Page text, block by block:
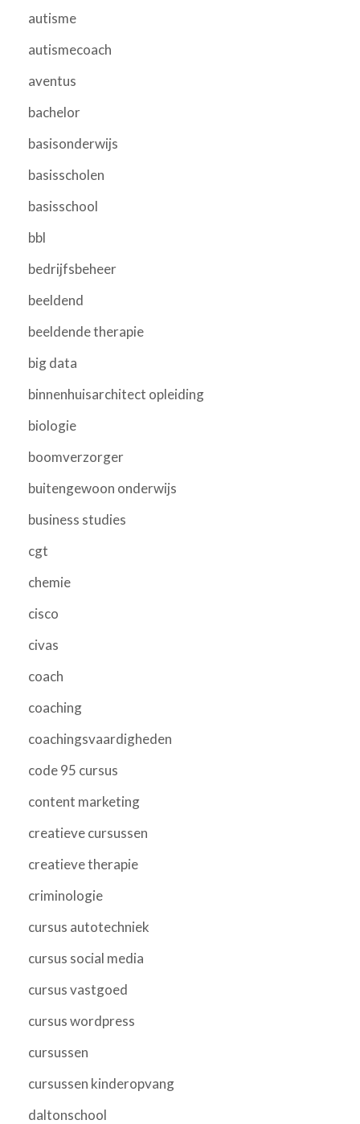
autisme
autismecoach
aventus
bachelor
basisonderwijs
basisscholen
basisschool
bbl
bedrijfsbeheer
beeldend
beeldende therapie
big data
binnenhuisarchitect opleiding
biologie
boomverzorger
buitengewoon onderwijs
business studies
cgt
chemie
cisco
civas
coach
coaching
coachingsvaardigheden
code 95 cursus
content marketing
creatieve cursussen
creatieve therapie
criminologie
cursus autotechniek
cursus social media
cursus vastgoed
cursus wordpress
cursussen
cursussen kinderopvang
daltonschool